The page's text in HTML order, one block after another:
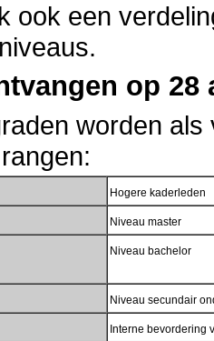
ook een
op 28
worden als
Hogere kaderleden
Niveau master
Niveau bachelor
Niveau secundair
Interne bevordering